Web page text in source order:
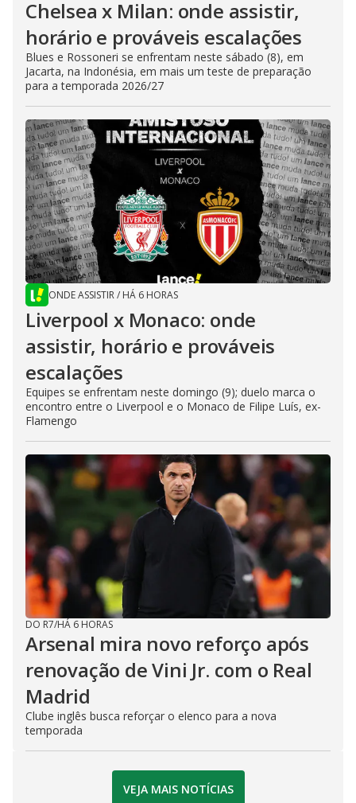
Chelsea x Milan: onde assistir,
horário e prováveis escalações
Blues e Rossoneri se enfrentam neste sábado (8), em
Jacarta, na Indonésia, em mais um teste de preparação
para a temporada 2026/27
ONDE ASSISTIR/ HÁ 6 HORAS
Liverpool x Monaco: onde
assistir, horário e prováveis
escalações
Equipes se enfrentam neste domingo (9); duelo marca o
encontro entre o Liverpool e o Monaco de Filipe Luís, ex-
Flamengo
DO R7/HÁ 6 HORAS
Arsenal mira novo reforço após
renovação de Vini Jr. com o Real
Madrid
Clube inglês busca reforçar o elenco para a nova
temporada
VEJA MAIS NOTÍCIAS